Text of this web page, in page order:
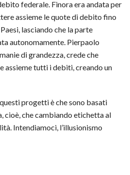
federale. Finora era andata per
assieme le quote di debito fino
lasciando che la parte
autonomamente. Pierpaolo
di grandezza, crede che
assieme tutti i debiti, creando un
progetti è che sono basati
cioè, che cambiando etichetta al
Intendiamoci, l’illusionismo